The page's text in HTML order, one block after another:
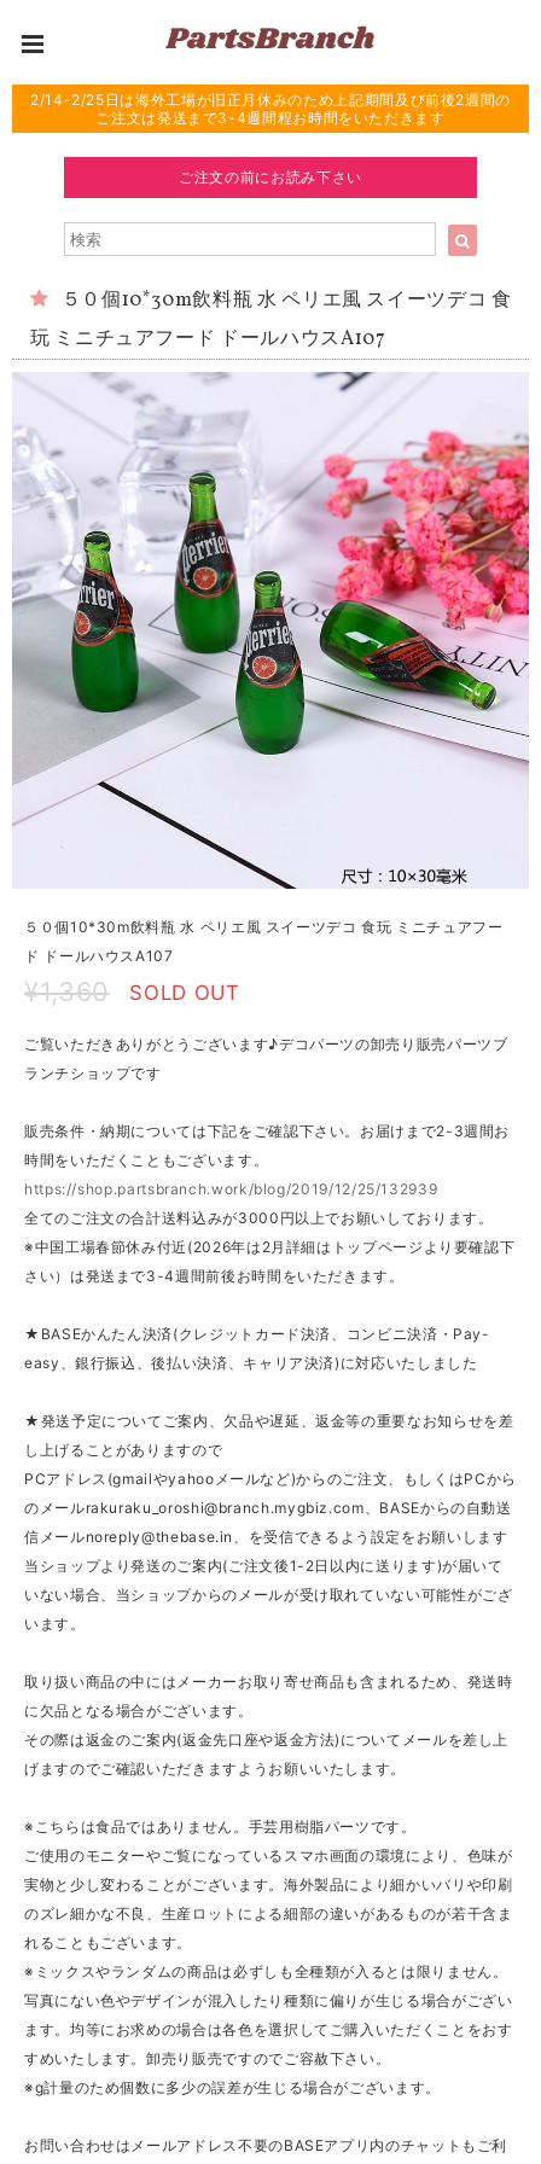
2/14-2/25日は海外工場が旧正月休みのため上記期間及び前後2週間の
ご注文は発送まで3-4週間程お時間をいただきます
ご注文の前にお読み下さい
５０個10*30m飲料瓶 水 ペリエ風 スイーツデコ 食
玩 ミニチュアフード ドールハウスA107
５０個10*30m飲料瓶 水 ペリエ風 スイーツデコ 食玩 ミニチュアフー
ド ドールハウスA107
¥1,360 SOLD OUT
ご覧いただきありがとうございます♪デコパーツの卸売り販売パーツブ
ランチショップです
販売条件・納期については下記をご確認下さい。お届けまで2-3週間お
時間をいただくこともございます。
https://shop.partsbranch.work/blog/2019/12/25/132939
全てのご注文の合計送料込みが3000円以上でお願いしております。
※中国工場春節休み付近(2026年は2月詳細はトップページより要確認下
さい）は発送まで3-4週間前後お時間をいただきます。
★BASEかんたん決済(クレジットカード決済、コンビニ決済・Pay-
easy、銀行振込、後払い決済、キャリア決済)に対応いたしました
★発送予定についてご案内、欠品や遅延、返金等の重要なお知らせを差
し上げることがありますので
PCアドレス(gmailやyahooメールなど)からのご注文、もしくはPCから
のメールrakuraku_oroshi@branch.mygbiz.com 、BASEからの自動送
信メールnoreply@thebase.in
、を受信できるよう設定をお願いします
当ショップより発送のご案内(ご注文後1-2日以内に送ります)が届いて
いない場合、当ショップからのメールが受け取れていない可能性がござ
います。
取り扱い商品の中にはメーカーお取り寄せ商品も含まれるため、発送時
に欠品となる場合がございます。
その際は返金のご案内(返金先口座や返金方法)についてメールを差し上
げますのでご確認いただきますようお願いいたします。
※こちらは食品ではありません。手芸用樹脂パーツです。
ご使用のモニターやご覧になっているスマホ画面の環境により、色味が
実物と少し変わることがございます。海外製品により細かいバリや印刷
のズレ細かな不良、生産ロットによる細部の違いがあるものが若干含ま
れることもございます。
※ミックスやランダムの商品は必ずしも全種類が入るとは限りません。
写真にない色やデザインが混入したり種類に偏りが生じる場合がござい
ます。均等にお求めの場合は各色を選択してご購入いただくことをおす
すめいたします。卸売り販売ですのでご容赦下さい。
※g計量のため個数に多少の誤差が生じる場合がございます。
お問い合わせはメールアドレス不要のBASEアプリ内のチャットもご利